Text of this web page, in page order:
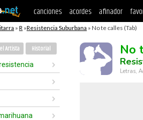
canciones acordes afinador
» R »Resistencia Suburbana » No te calles (Tab)
Artista Historial No
Letras,